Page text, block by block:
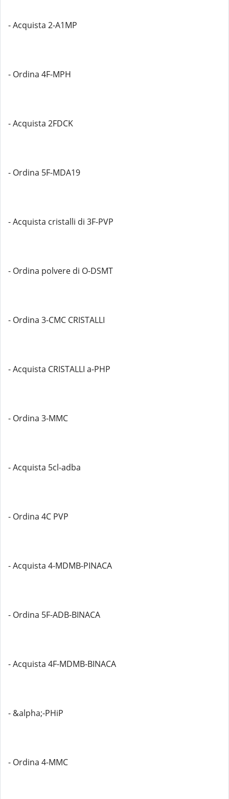
- Acquista 2-A1MP
- Ordina 4F-MPH
- Acquista 2FDCK
- Ordina 5F-MDA19
- Acquista cristalli di 3F-PVP
- Ordina polvere di O-DSMT
- Ordina 3-CMC CRISTALLI
- Acquista CRISTALLI a-PHP
- Ordina 3-MMC
- Acquista 5cl-adba
- Ordina 4C PVP
- Acquista 4-MDMB-PINACA
- Ordina 5F-ADB-BINACA
- Acquista 4F-MDMB-BINACA
- &alpha;-PHiP
- Ordina 4-MMC